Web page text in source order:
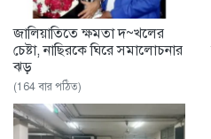
জালিয়াতিতে ক্ষমতা দ~খলের
চেষ্টা, নাছিরকে ঘিরে সমালোচনার
ঝড়
(164 বার পঠিত)